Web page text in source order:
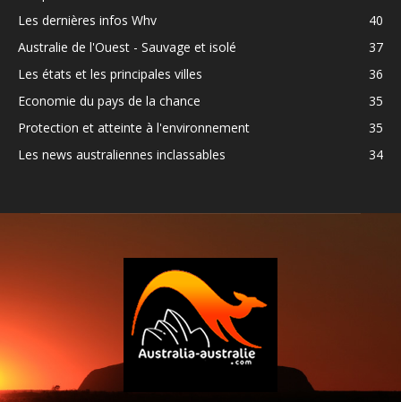
Les dernières infos Whv
40
Australie de l'Ouest - Sauvage et isolé
37
Les états et les principales villes
36
Economie du pays de la chance
35
Protection et atteinte à l'environnement
35
Les news australiennes inclassables
34